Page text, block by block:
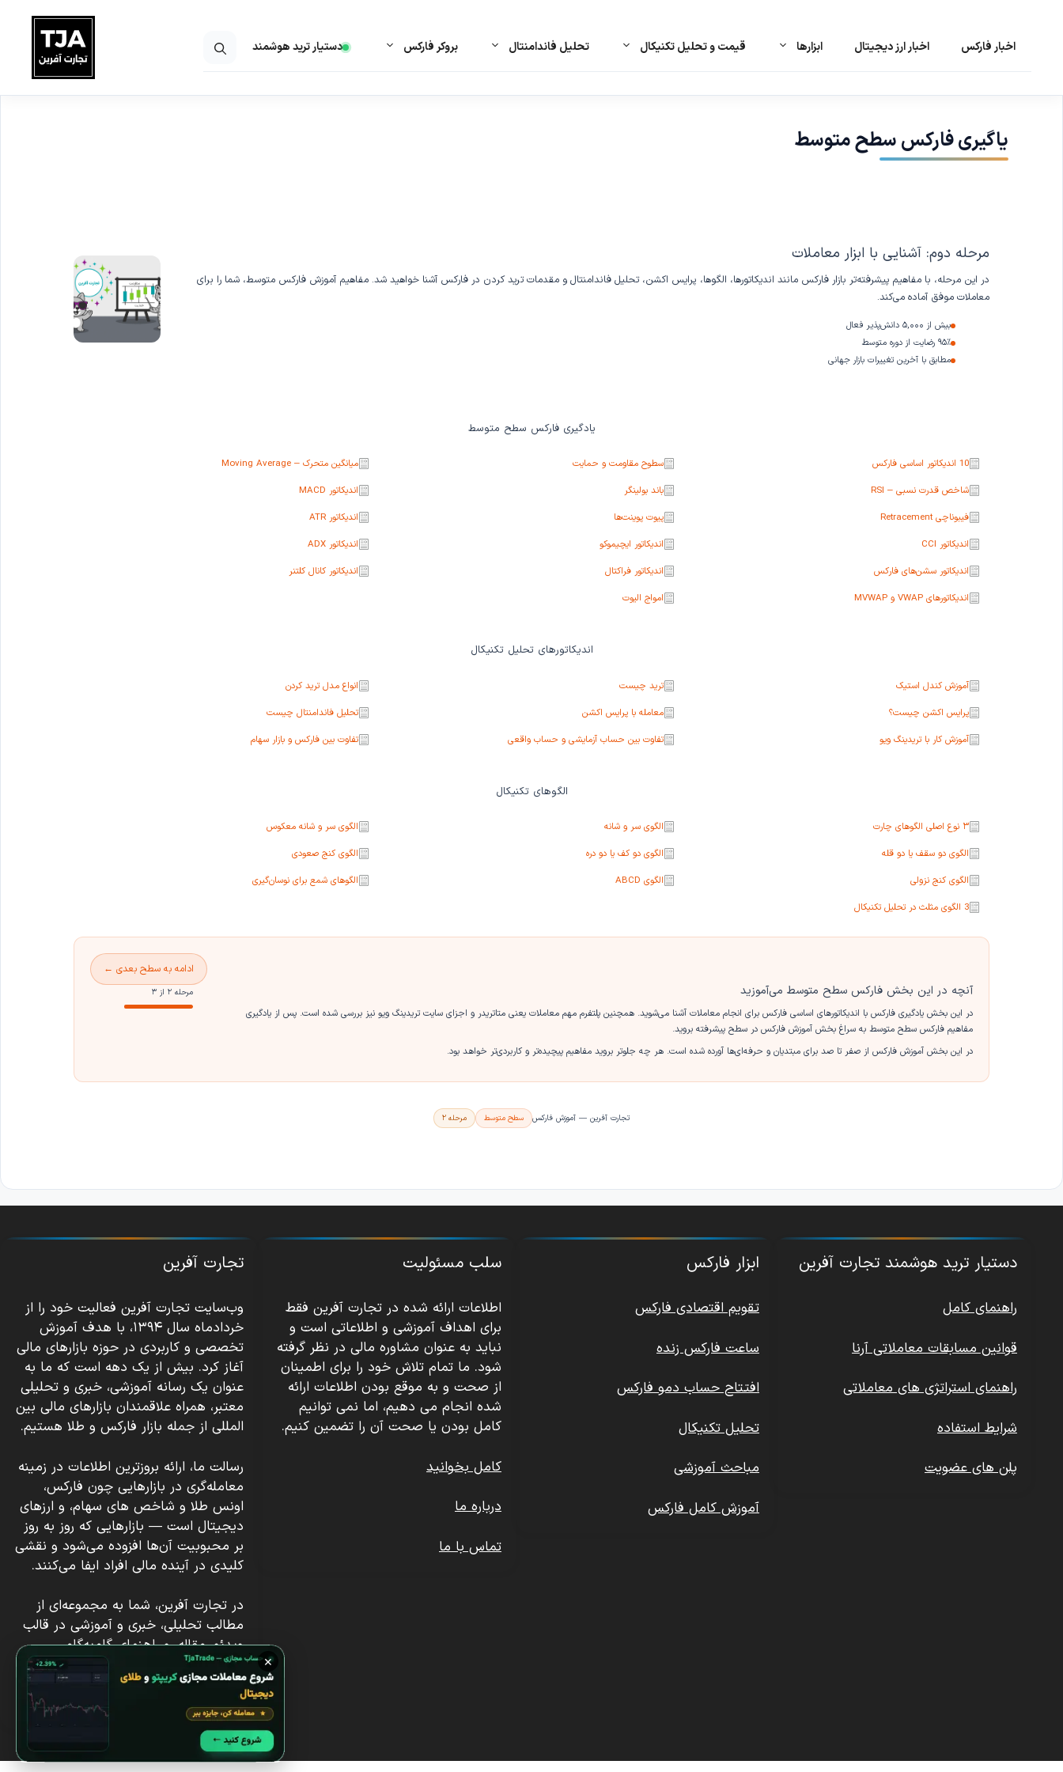
اخبار فارکس اخبار ارز دیجیتال ابزارها قیمت و تحلیل تکنیکال تحلیل فاندامنتال بروکر فارکس دستیار ترید هوشمند
یاگیری فارکس سطح متوسط
مرحله دوم: آشنایی با ابزار معاملات
در این مرحله، با مفاهیم پیشرفته‌تر بازار فارکس مانند اندیکاتورها، الگوها، پرایس اکشن، تحلیل فاندامنتال و مقدمات ترید کردن در فارکس آشنا خواهید شد. مفاهیم آموزش فارکس متوسط، شما را برای
معاملات موفق آماده می‌کند.
بیش از ۵,۰۰۰ دانش‌پذیر فعال
۹۵٪ رضایت از دوره متوسط
مطابق با آخرین تغییرات بازار جهانی
یادگیری فارکس سطح متوسط
10 اندیکاتور اساسی فارکس سطوح مقاومت و حمایت
میانگین متحرک – Moving Average
شاخص قدرت نسبی – RSI
باند بولینگر
اندیکاتور MACD
فیبوناچی Retracement
پیوت پوینت‌ها
اندیکاتور ATR
اندیکاتور CCI
اندیکاتور ایچیموکو
اندیکاتور ADX
اندیکاتور سشن‌های فارکس
اندیکاتور فراکتال
اندیکاتور کانال کلتنر
اندیکاتورهای VWAP و MVWAP
امواج الیوت
اندیکاتورهای تحلیل تکنیکال
آموزش کندل استیک ترید چیست
انواع مدل ترید کردن
پرایس اکشن چیست؟
معامله با پرایس اکشن
تحلیل فاندامنتال چیست
آموزش کار با تریدینگ ویو
تفاوت بین حساب آزمایشی و حساب واقعی تفاوت بین فارکس و بازار سهام
الگوهای تکنیکال
۳ نوع اصلی الگوهای چارت الگوی سر و شانه
الگوی سر و شانه معکوس
الگوی دو سقف یا دو قله
الگوی دو کف یا دو دره
الگوی کنج صعودی
الگوی کنج نزولی
الگوی ABCD
الگوهای شمع برای نوسان‌گیری
3 الگوی مثلث در تحلیل تکنیکال
آنچه در این بخش فارکس سطح متوسط می‌آموزید
در این بخش یادگیری فارکس با اندیکاتورهای اساسی فارکس برای انجام معاملات آشنا می‌شوید. همچنین پلتفرم مهم معاملات یعنی متاتریدر و اجزای سایت تریدینگ ویو نیز بررسی شده است. پس از یادگیری
مفاهیم فارکس سطح متوسط به سراغ بخش آموزش فارکس در سطح پیشرفته بروید.
در این بخش آموزش فارکس از صفر تا صد برای مبتدیان و حرفه‌ای‌ها آورده شده است. هر چه جلوتر بروید مفاهیم پیچیده‌تر و کاربردی‌تر خواهد بود.
ادامه به سطح بعدی ←
مرحله ۲ از ۳
تجارت آفرین — آموزش فارکس سطح متوسط مرحله ۲
دستیار ترید هوشمند تجارت آفرین
راهنمای کامل
قوانین مسابقات معاملاتی آرنا
راهنمای استراتژی های معاملاتی
شرایط استفاده
پلن های عضویت
ابزار فارکس
تقویم اقتصادی فارکس
ساعت فارکس زنده
افتتاح حساب دمو فارکس
تحلیل تکنیکال
مباحث آموزشی
آموزش کامل فارکس
سلب مسئولیت
اطلاعات ارائه شده در تجارت آفرین فقط
برای اهداف آموزشی و اطلاعاتی است و
نباید به عنوان مشاوره مالی در نظر گرفته
شود. ما تمام تلاش خود را برای اطمینان
از صحت و به موقع بودن اطلاعات ارائه
شده انجام می دهیم، اما نمی توانیم
کامل بودن یا صحت آن را تضمین کنیم.
کامل بخوانید
درباره ما
تماس با ما
تجارت آفرین
وب‌سایت تجارت آفرین فعالیت خود را از
خردادماه سال ۱۳۹۴، با هدف آموزش
تخصصی و کاربردی در حوزه بازارهای مالی
آغاز کرد. بیش از یک دهه است که ما به
عنوان یک رسانه آموزشی، خبری و تحلیلی
معتبر، همراه علاقمندان بازارهای مالی بین
المللی از جمله بازار فارکس و طلا هستیم.
رسالت ما، ارائه بروزترین اطلاعات در زمینه
معامله‌گری در بازارهایی چون فارکس،
اونس طلا و شاخص های سهام، و ارزهای
دیجیتال است — بازارهایی که روز به روز
بر محبوبیت آن‌ها افزوده می‌شود و نقشی
کلیدی در آینده مالی افراد ایفا می‌کنند.
در تجارت آفرین، شما به مجموعه‌ای از
مطالب تحلیلی، خبری و آموزشی در قالب
ویدئو، مقاله، و راهنمای گام‌به‌گام
دسترسی دارید؛ از آموزش ورود به بازار
فارکس گرفته تا تحلیل تکنیکال و
فاندامنتال لحظه ای ابزارهای مالی.
×